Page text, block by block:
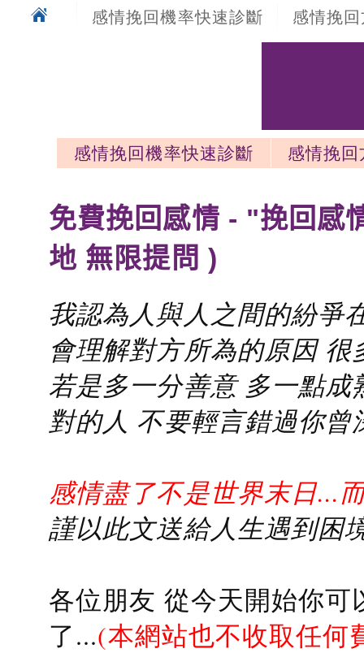
感情挽回機率快速診斷 感情挽
感情挽回機率快速診斷
感情挽
免費挽回感情 - "挽回感
地 無限提問 )
我認為人與人之間的紛爭
會理解對方所為的原因
若是多一分善意 多一點
對的人 不要輕言錯過你曾
感情盡了不是世界末日...
謹以此文送給人生遇到困
各位朋友 從今天開始你
了...(本網站也不收取任何